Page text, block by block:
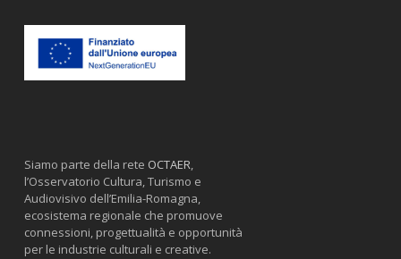
Siamo parte della rete OCTAER,
l’Osservatorio Cultura, Turismo e
Audiovisivo dell’Emilia-Romagna,
ecosistema regionale che promuove
connessioni, progettualità e opportunità
per le industrie culturali e creative.